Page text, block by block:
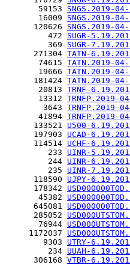
       59153
SNGS.2019-
       16009
SNGS.2019-
      120626
SNGS.2019-
         472
SUGR-
         369
SUGR-
      271304
TATN-
       74615
TATN.2019-
       19666
TATN.2019-
      181424
TATN.2019-
       20813
TRNF-
       13312
TRNFP.2019-
        3643
TRNFP.2019-
       41894
TRNFP.2019-
      133521
U500-
      197903
UCAD-
      114514
UCHF-
         233
UINR-
         244
UINR-
         235
UINR-
      118590
UJPY-
      178342
       45382
      645081
      285052
       76944
     1172037
        9303
UTRY-
         234
UUAH-
      306168
VTBR-